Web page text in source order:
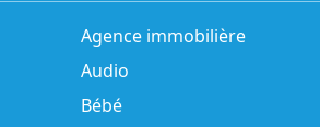
Agence immobilière
Audio
Bébé